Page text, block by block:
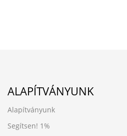
ALAPÍTVÁNYUNK
Alapítványunk
Segítsen! 1%